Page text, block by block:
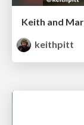
Keith and
keithpitt